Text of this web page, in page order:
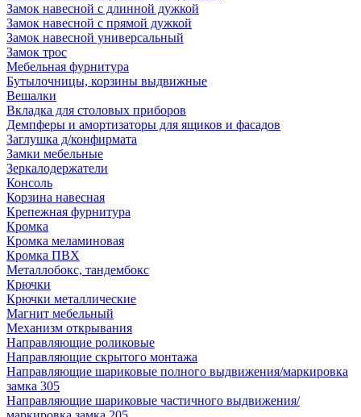
Замок навесной с длинной дужкой
Замок навесной с прямой дужкой
Замок навесной универсальный
Замок трос
Мебельная фурнитура
Бутылочницы, корзины выдвижные
Вешалки
Вкладка для столовых приборов
Демпферы и амортизаторы для ящиков и фасадов
Заглушка д/конфирмата
Замки мебельные
Зеркалодержатели
Консоль
Корзина навесная
Крепежная фурнитура
Кромка
Кромка меламиновая
Кромка ПВХ
Металлобокс, тандембокс
Крючки
Крючки металлические
Магнит мебельный
Механизм открывания
Направляющие роликовые
Направляющие скрытого монтажа
Направляющие шариковые полного выдвижения/маркировка
замка 305
Направляющие шариковые частичного выдвижения/